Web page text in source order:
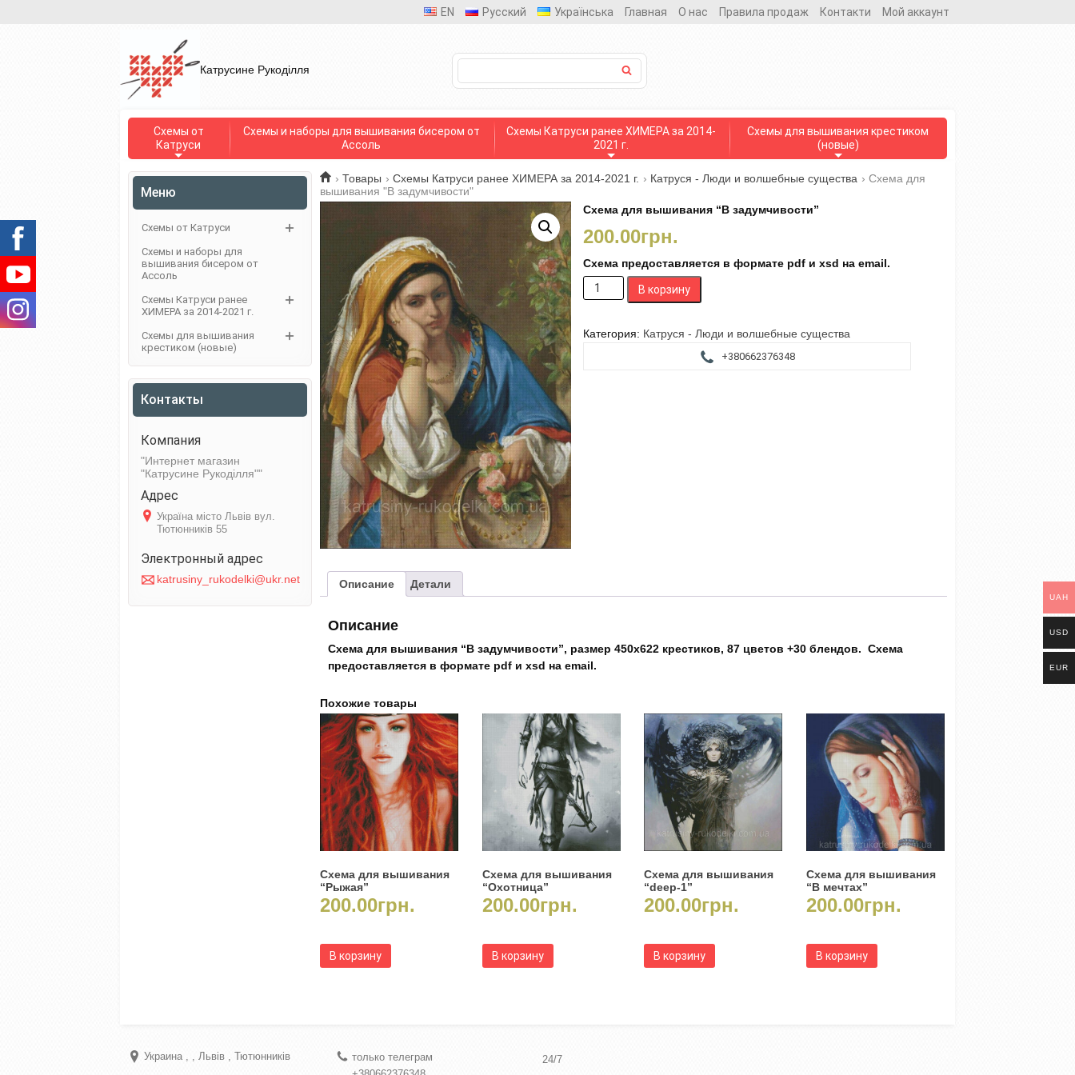
EN Русский Українська Главная О нас Правила продаж Контакти Мой аккаунт
Катрусине Рукоділля
Схемы от
Катруси
Схемы и наборы для вышивания бисером от
Ассоль
Схемы Катруси ранее ХИМЕРА за 2014-
2021 г.
Схемы для вышивания крестиком
(новые)
› Товары › Схемы Катруси ранее ХИМЕРА за 2014-2021 г. › Катруся - Люди и волшебные существа › Схема для
вышивания "В задумчивости"
Схема для вышивания “В задумчивости”
200.00грн.
Схема предоставляется в формате pdf и xsd на email.
Количество
товара
для
В корзину
Категория: Катруся - Люди и волшебные существа
+380662376348
Описание Детали
Описание
Схема для вышивания “В задумчивости”, размер 450х622 крестиков, 87 цветов +30 блендов. Схема
предоставляется в формате pdf и xsd на email.
Похожие товары
Схема для вышивания
“Рыжая”
200.00грн.
В корзину
Схема для вышивания
“Охотница”
200.00грн.
В корзину
Схема для вышивания
“deep-1”
200.00грн.
В корзину
Схема для вышивания
“В мечтах”
200.00грн.
В корзину
Меню
Схемы от Катруси
Схемы и наборы для
вышивания бисером от
Ассоль
Схемы Катруси ранее
ХИМЕРА за 2014-2021 г.
Схемы для вышивания
крестиком (новые)
Контакты
Интернет магазин
"Катрусине Рукоділля"
Україна місто Львів вул.
Тютюнників 55
katrusiny_rukodelki@ukr.net
Украина Львів Тютюнників
только телеграм
24/7
UAH
USD
EUR